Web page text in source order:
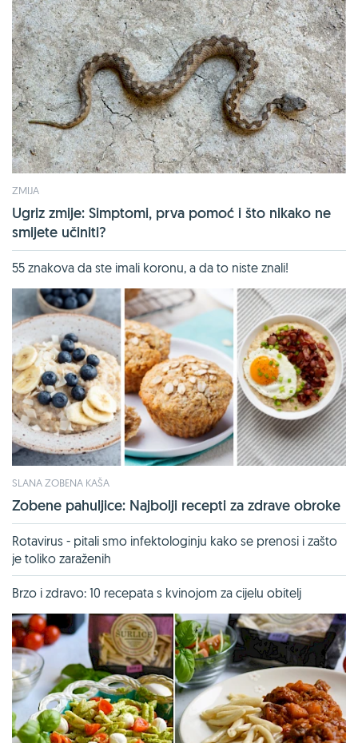
ZMIJA
Ugriz zmije: Simptomi, prva pomoć i što nikako ne
smijete učiniti?
55 znakova da ste imali koronu, a da to niste znali!
SLANA ZOBENA KAŠA
Zobene pahuljice: Najbolji recepti za zdrave obroke
Rotavirus - pitali smo infektologinju kako se prenosi i zašto
je toliko zaraženih
Brzo i zdravo: 10 recepata s kvinojom za cijelu obitelj